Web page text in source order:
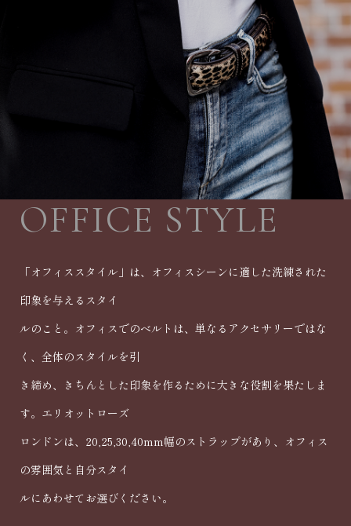
OFFICE STYLE
「オフィススタイル」は、オフィスシーンに適した洗練された
印象を与えるスタイ
ルのこと。オフィスでのベルトは、単なるアクセサリーではな
く、全体のスタイルを引
き締め、きちんとした印象を作るために大きな役割を果たしま
す。エリオットローズ
ロンドンは、20,25,30,40mm幅のストラップがあり、オフィス
の雰囲気と自分スタイ
ルにあわせてお選びください。